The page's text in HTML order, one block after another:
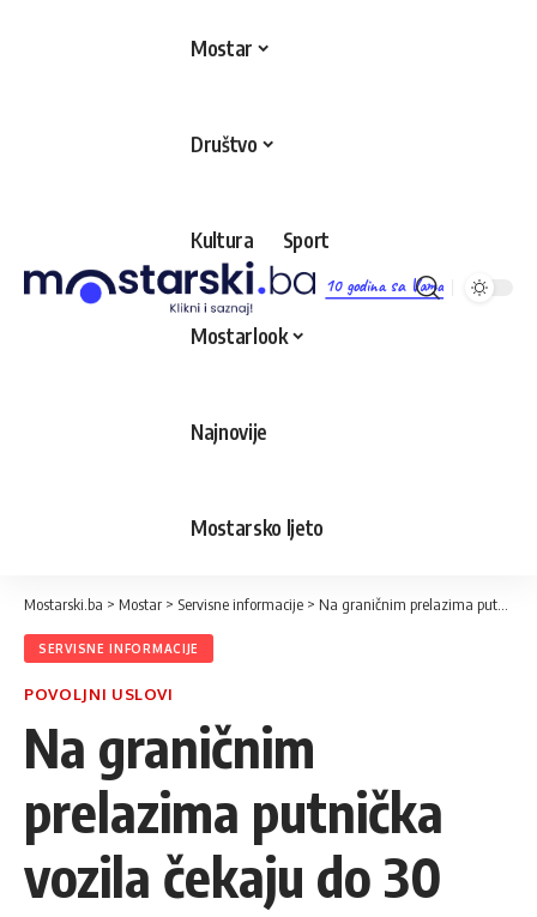
10 godina sa Vama
Mostar
Društvo
Kultura Sport
Mostarlook
Najnovije
Mostarsko ljeto
Mostarski.ba > Mostar > Servisne informacije > Na graničnim prelazima putnička vozila čekaju do 30 minuta
SERVISNE INFORMACIJE
POVOLJNI USLOVI
Na graničnim
prelazima putnička
vozila čekaju do 30